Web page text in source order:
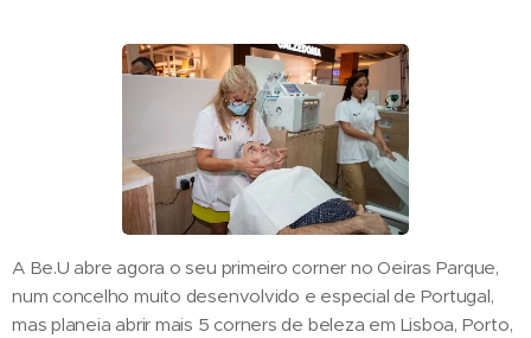
A Be.U abre agora o seu primeiro corner no Oeiras Parque,
num concelho muito desenvolvido e especial de Portugal,
mas planeia abrir mais 5 corners de beleza em Lisboa, Porto,